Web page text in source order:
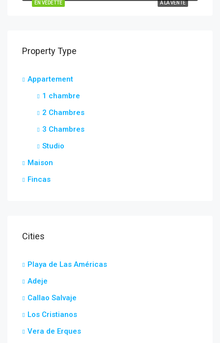
À LA VENTE
EN VEDETTE
Property Type
Appartement
1 chambre
2 Chambres
3 Chambres
Studio
Maison
Fincas
Cities
Playa de Las Américas
Adeje
Callao Salvaje
Los Cristianos
Vera de Erques